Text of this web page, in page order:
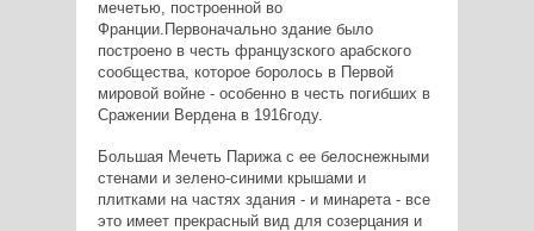
мечетью, построенной во
Франции.Первоначально здание было
построено в честь французского арабского
сообщества, которое боролось в Первой
мировой войне - особенно в честь погибших в
Сражении Вердена в 1916году.
Большая Мечеть Парижа с ее белоснежными
стенами и зелено-синими крышами и
плитками на частях здания - и минарета - все
это имеет прекрасный вид для созерцания и